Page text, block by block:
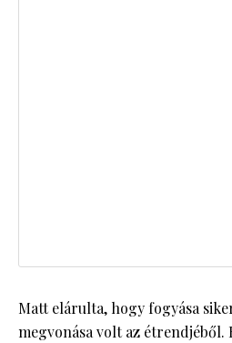
Matt elárulta, hogy fogyása
megvonása volt az étrendjéből.